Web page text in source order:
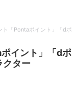
「Pontaポイント」「dポ
イント」「dポ
クター